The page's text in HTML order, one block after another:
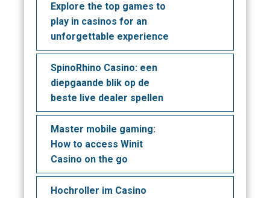
Explore the top games to
play in casinos for an
unforgettable experience
SpinoRhino Casino: een
diepgaande blik op de
beste live dealer spellen
Master mobile gaming:
How to access Winit
Casino on the go
Hochroller im Casino